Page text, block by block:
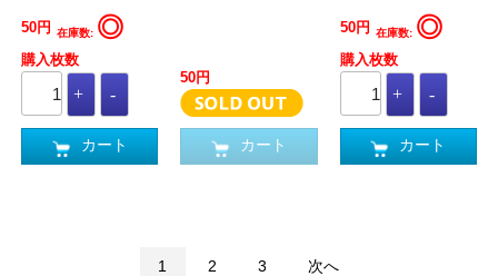
50円 在庫数: ◎
購入枚数
カート
50円
カート
50円 在庫数: ◎
購入枚数
カート
1 2 3 次へ